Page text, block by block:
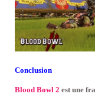
Conclusion
Blood Bowl 2 est une